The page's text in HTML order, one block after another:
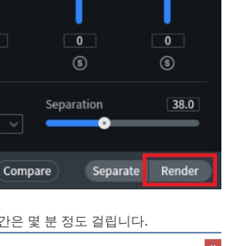
은 몇 분 정도 걸립니다.